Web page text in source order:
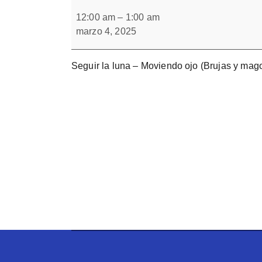
la
luna
12:00 am – 1:00 am
marzo 4, 2025
Seguir la luna – Moviendo ojo (Brujas y